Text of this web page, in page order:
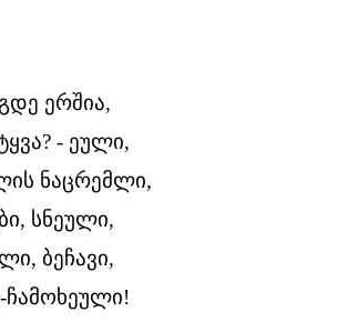
ერშია,
- ეული,
ნაცრემლი,
სნეული,
ბეჩავი,